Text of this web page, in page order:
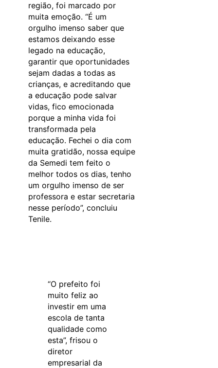
região, foi marcado por
muita emoção. “É um
orgulho imenso saber que
estamos deixando esse
legado na educação,
garantir que oportunidades
sejam dadas a todas as
crianças, e acreditando que
a educação pode salvar
vidas, fico emocionada
porque a minha vida foi
transformada pela
educação. Fechei o dia com
muita gratidão, nossa equipe
da Semedi tem feito o
melhor todos os dias, tenho
um orgulho imenso de ser
professora e estar secretaria
nesse período”, concluiu
Tenile.
“O prefeito foi
muito feliz ao
investir em uma
escola de tanta
qualidade como
esta”, frisou o
diretor
empresarial da